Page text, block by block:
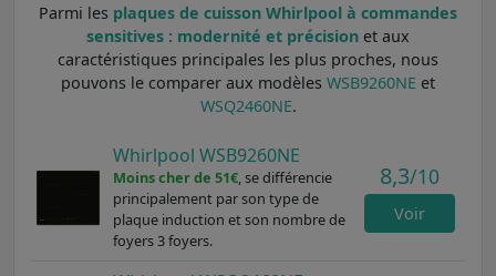
Parmi les plaques de cuisson Whirlpool à commandes
sensitives : modernité et précision et aux
caractéristiques principales les plus proches, nous
pouvons le comparer aux modèles WSB9260NE et
WSQ2460NE.
Whirlpool WSB9260NE
Moins cher de 51€, se différencie
principalement par son type de
plaque induction et son nombre de
foyers 3 foyers.
8,3/10
Voir